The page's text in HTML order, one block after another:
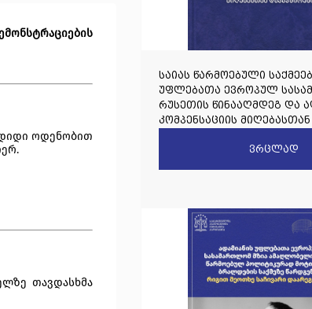
დიდი ოდენობით
თავდასხმა
საიას წარმოებული
უფლებათა ევროპულ
რუსეთის წინააღმდეგ და
კომპენსაციის მიღებასთან
ვრცლად